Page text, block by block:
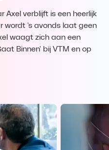
Axel verblijft is een heerlijk
wordt 's avonds laat geen
waagt zich aan een
Binnen' bij VTM en op